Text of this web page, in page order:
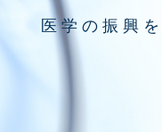
医 学 の 振 興